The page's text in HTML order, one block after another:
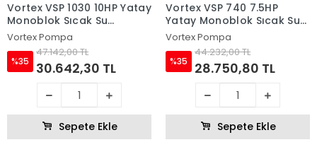
Vortex VSP 1030 10HP Yatay
Monoblok Sıcak Su
Pompası
Vortex Pompa
%35
47.142,00 TL
30.642,30 TL
Sepete Ekle
Vortex VSP 740 7.5HP
Yatay Monoblok Sıcak Su
Pompası
Vortex Pompa
%35
44.232,00 TL
28.750,80 TL
Sepete Ekle